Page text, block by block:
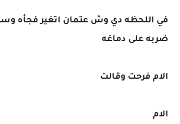
في اللحظه دي وش عتمان اتغير فجأه
ضربه على دماغه
الام فرحت وقالت
الام